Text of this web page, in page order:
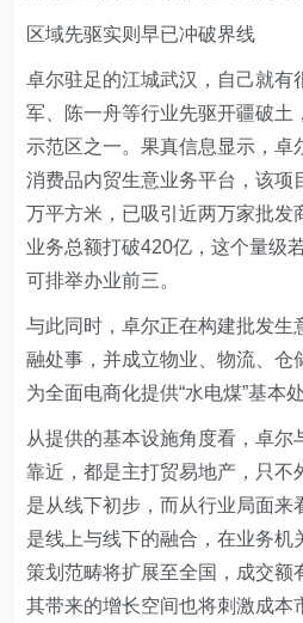
区域先驱实则早已冲破界线
卓尔驻足的江城武汉，自己就有
军、陈一舟等行业先驱开疆破土
示范区之一。果真信息显示，卓
消费品内贸生意业务平台，该项
万平方米，已吸引近两万家批发
业务总额打破420亿，这个量级
可排举办业前三。
与此同时，卓尔正在构建批发生
融处事，并成立物业、物流、仓
为全面电商化提供“水电煤”基本处
从提供的基本设施角度看，卓尔
靠近，都是主打贸易地产，只不
是从线下初步，而从行业局面来
是线上与线下的融合，在业务机
策划范畴将扩展至全国，成交额
其带来的增长空间也将刺激成本